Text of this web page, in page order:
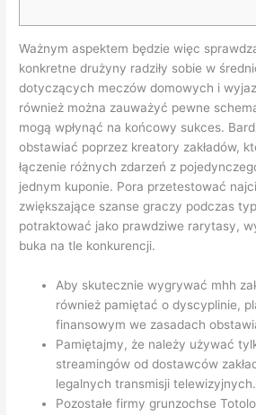
Ważnym aspektem będzie więc
konkretne drużyny radziły sobie w
dotyczących meczów domowych i
również można zauważyć pewne
mogą wpłynąć na końcowy sukces.
obstawiać poprzez kreatory zakładów,
łączenie różnych zdarzeń z
jednym kuponie. Pora przetestować
zwiększające szanse graczy podczas
potraktować jako prawdziwe rarytasy,
buka na tle konkurencji.
Aby skutecznie wygrywać mhh
również pamiętać o dyscyplinie,
finansowym we zasadach
Pamiętajmy, że należy używać
streamingów od dostawców
legalnych transmisji telewizyjnych.
Pozostałe firmy grunzochse